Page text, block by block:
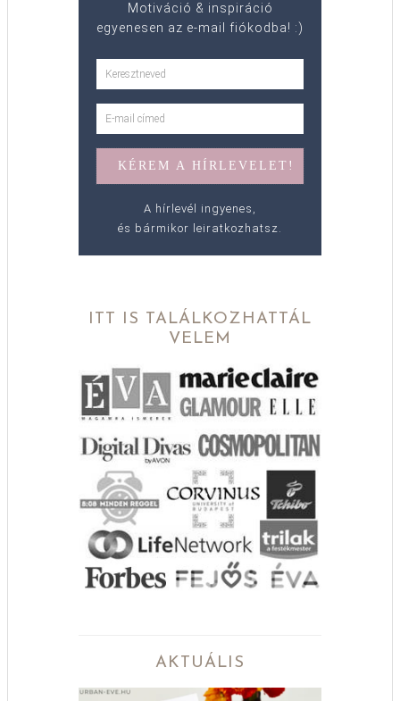
Motiváció & inspiráció
egyenesen az e-mail fiókodba! :)
A hírlevél ingyenes,
és bármikor leiratkozhatsz.
ITT IS TALÁLKOZHATTÁL
VELEM
AKTUÁLIS